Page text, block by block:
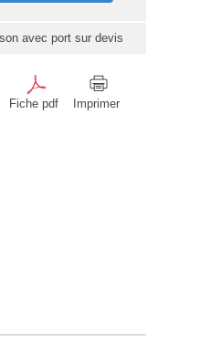
avec port sur devis
Fiche pdf Imprimer